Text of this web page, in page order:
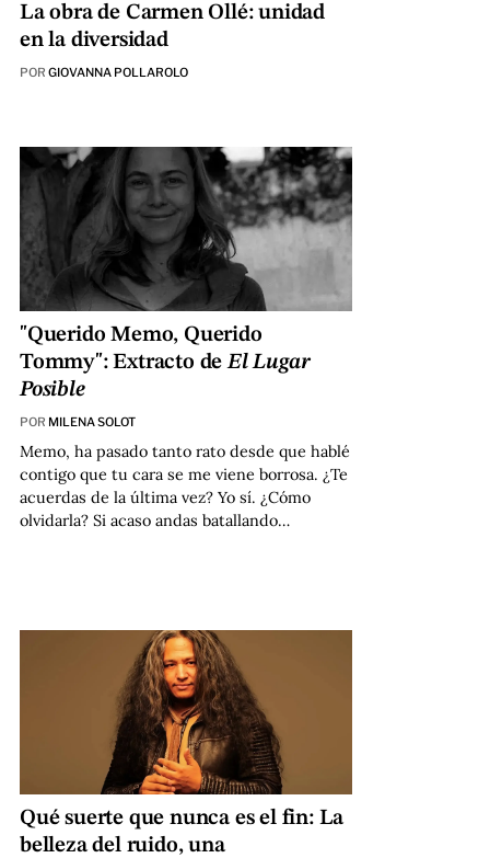
La obra de Carmen Ollé: unidad
en la diversidad
POR GIOVANNA POLLAROLO
"Querido Memo, Querido
Tommy": Extracto deEl Lugar
Posible
POR MILENA SOLOT
Memo, ha pasado tanto rato desde que hablé
contigo que tu cara se me viene borrosa. ¿Te
acuerdas de la última vez? Yo sí. ¿Cómo
olvidarla? Si acaso andas batallando…
Qué suerte que nunca es el fin: La
belleza del ruido, una